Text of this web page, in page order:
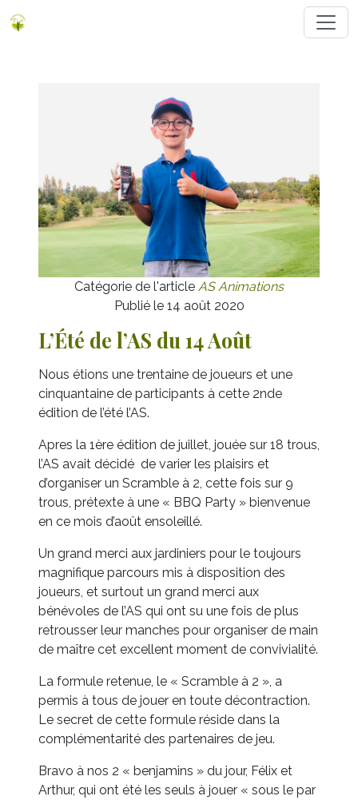
Catégorie de l'article AS Animations
Publié le 14 août 2020
L’Été de l’AS du 14 Août
Nous étions une trentaine de joueurs et une
cinquantaine de participants à cette 2nde
édition de l’été l’AS.
Apres la 1ère édition de juillet, jouée sur 18 trous,
l’AS avait décidé de varier les plaisirs et
d’organiser un Scramble à 2, cette fois sur 9
trous, prétexte à une « BBQ Party » bienvenue
en ce mois d’août ensoleillé.
Un grand merci aux jardiniers pour le toujours
magnifique parcours mis à disposition des
joueurs, et surtout un grand merci aux
bénévoles de l’AS qui ont su une fois de plus
retrousser leur manches pour organiser de main
de maître cet excellent moment de convivialité.
La formule retenue, le « Scramble à 2 », a
permis à tous de jouer en toute décontraction.
Le secret de cette formule réside dans la
complémentarité des partenaires de jeu.
Bravo à nos 2 « benjamins » du jour, Félix et
Arthur, qui ont été les seuls à jouer « sous le par